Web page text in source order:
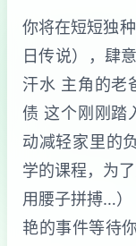
你将在短短独
日传说），肆
汗水 主角的老
债 这个刚刚踏
动减轻家里的
学的课程，为
用腰子拼搏…）
艳的事件等待